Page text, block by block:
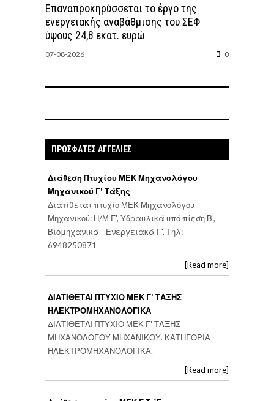
Επαναπροκηρύσσεται το έργο της
ενεργειακής αναβάθμισης του ΣΕΦ
ύψους 24,8 εκατ. ευρώ
07-08-2026 0
ΠΡΟΣΦΑΤΕΣ ΑΓΓΕΛΙΕΣ
Διάθεση Πτυχίου ΜΕΚ Μηχανολόγου
Μηχανικού Γ' Τάξης
Διατίθεται πτυχίο ΜΕΚ Μηχανολόγου
Μηχανικού: Η/Μ Γ', Υδραυλικά υπό πίεση Β',
Βιομηχανικά - Ενεργειακά Γ'. Τηλ:
6948250871
[Read more]
ΔΙΑΤΙΘΕΤΑΙ ΠΤΥΧΙΟ ΜΕΚ Γ' ΤΑΞΗΣ
ΗΛΕΚΤΡΟΜΗΧΑΝΟΛΟΓΙΚΑ
ΔΙΑΤΙΘΕΤΑΙ ΠΤΥΧΙΟ ΜΕΚ Γ' ΤΑΞΗΣ
ΜΗΧΑΝΟΛΟΓΟΥ ΜΗΧΑΝΙΚΟΥ. ΚΑΤΗΓΟΡΙΑ
ΗΛΕΚΤΡΟΜΗΧΑΝΟΛΟΓΙΚΑ.
[Read more]